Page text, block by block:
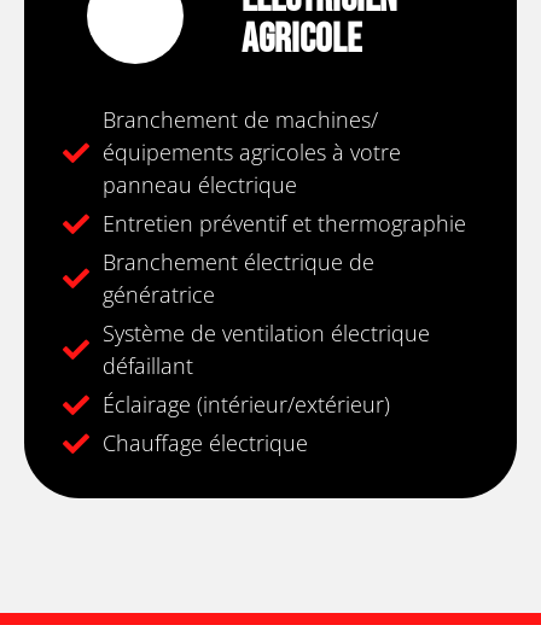
Agricole
Branchement de machines/
équipements agricoles à votre
panneau électrique
Entretien préventif et thermographie
Branchement électrique de
génératrice
Système de ventilation électrique
défaillant
Éclairage (intérieur/extérieur)
Chauffage électrique